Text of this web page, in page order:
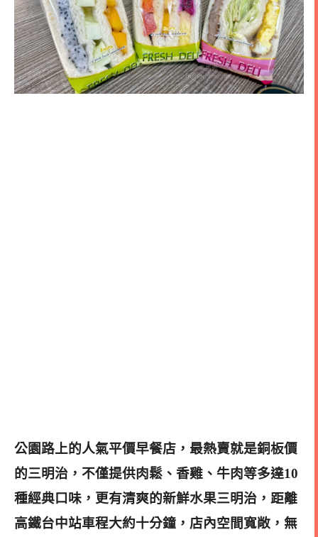
公園路上的人氣平價早餐店，最熱賣就是銅板價
的三明治，不僅提供肉鬆、香雞、牛肉等多達10
種經典口味，更有清爽的新鮮水果三明治，距離
高鐵台中站車程大約十分鐘，店內空間寬敞，無